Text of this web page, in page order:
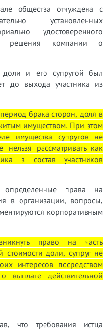
общества отчуждена с
установленных
удостоверенного
решения компании о
и его супругой был
до выхода участника из
брака сторон, доля в
имуществом. При этом
имущества супругов не
нельзя рассматривать как
в состав участников
определенные права на
в организации, вопросы,
корпоративным
право на часть
стоимости доли, супруг не
интересов посредством
выплате действительной
что требования истца